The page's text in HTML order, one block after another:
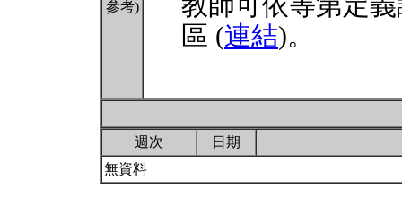
參考)
區 (連結)。
週次
日期
無資料